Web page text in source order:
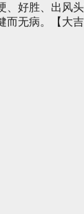
好胜、出风
无病。【大吉